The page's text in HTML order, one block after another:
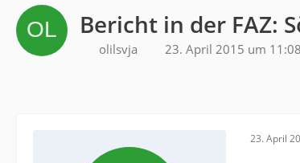
Bericht in der FAZ:
olilsvja 23. April 2015 um 11:08
23. April